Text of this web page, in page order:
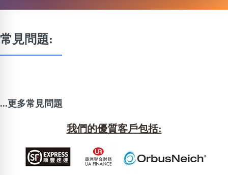
常見問題:
...更多常見問題
我們的優質客戶包括: